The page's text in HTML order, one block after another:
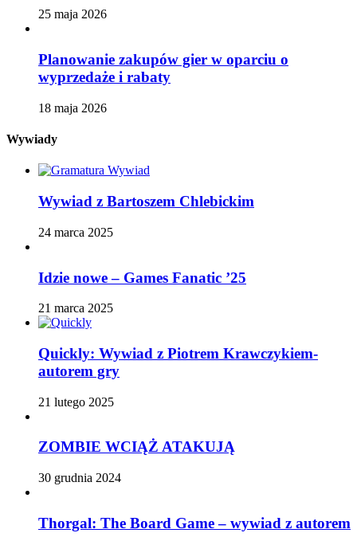
25 maja 2026
Planowanie zakupów gier w oparciu o
wyprzedaże i rabaty
18 maja 2026
Wywiady
Wywiad z Bartoszem Chlebickim
24 marca 2025
Idzie nowe – Games Fanatic ’25
21 marca 2025
Quickly: Wywiad z Piotrem Krawczykiem-
autorem gry
21 lutego 2025
ZOMBIE WCIĄŻ ATAKUJĄ
30 grudnia 2024
Thorgal: The Board Game – wywiad z autorem